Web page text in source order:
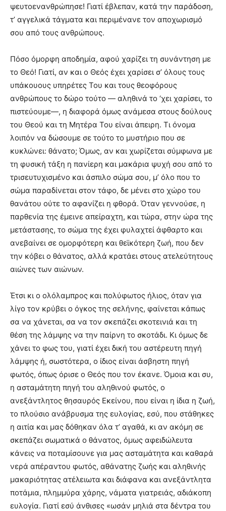
ψευτοενανθρώπησε! Γιατί έβλεπαν, κατά την παράδοση,
τ’ αγγελικά τάγματα και περιμένανε τον αποχωρισμό
σου από τους ανθρώπους.
Πόσο όμορφη αποδημία, αφού χαρίζει τη συνάντηση με
το Θεό! Γιατί, αν και ο Θεός έχει χαρίσει σ’ όλους τους
υπάκουους υπηρέτες Του και τους θεοφόρους
ανθρώπους το δώρο τούτο — αληθινά το ‘χει χαρίσει, το
πιστεύουμε—, η διαφορά όμως ανάμεσα στους δούλους
του Θεού και τη Μητέρα Του είναι άπειρη. Τι όνομα
λοιπόν να δώσουμε σε τούτο το μυστήριο που σε
κυκλώνει: θάνατο; Όμως, αν και χωρίζεται σύμφωνα με
τη φυσική τάξη η πανίερη και μακάρια ψυχή σου από το
τρισευτυχισμένο και άσπιλο σώμα σου, μ’ όλο που το
σώμα παραδίνεται στον τάφο, δε μένει στο χώρο του
θανάτου ούτε το αφανίζει η φθορά. Όταν γεννούσε, η
παρθενία της έμεινε απείραχτη, και τώρα, στην ώρα της
μετάστασης, το σώμα της έχει φυλαχτεί άφθαρτο και
ανεβαίνει σε ομορφότερη και θεϊκότερη ζωή, που δεν
την κόβει ο θάνατος, αλλά κρατάει στους ατελεύτητους
αιώνες των αιώνων.
Έτσι κι ο ολόλαμπρος και πολύφωτος ήλιος, όταν για
λίγο τον κρύβει ο όγκος της σελήνης, φαίνεται κάπως
σα να χάνεται, σα να τον σκεπάζει σκοτεινιά και τη
θέση της λάμψης να την παίρνη το σκοτάδι. Κι όμως δε
χάνει το φως του, γιατί έχει δική του αστέρευτη πηγή
λάμψης ή, σωστότερα, ο ίδιος είναι άσβηστη πηγή
φωτός, όπως όρισε ο Θεός που τον έκανε. Όμοια και συ,
η ασταμάτητη πηγή του αληθινού φωτός, ο
ανεξάντλητος θησαυρός Εκείνου, που είναι η ίδια η ζωή,
το πλούσιο ανάβρυσμα της ευλογίας, εσύ, που στάθηκες
η αιτία και μας δόθηκαν όλα τ’ αγαθά, κι αν ακόμη σε
σκεπάζει σωματικά ο θάνατος, όμως αφειδώλευτα
κάνεις να ποταμίσουνε για μας ασταμάτητα και καθαρά
νερά απέραντου φωτός, αθάνατης ζωής και αληθινής
μακαριότητας ατέλειωτα και διάφανα και ανεξάντλητα
ποτάμια, πλημμύρα χάρης, νάματα γιατρειάς, αδιάκοπη
ευλογία. Γιατί εσύ άνθισες «ωσάν μηλιά στα δέντρα του